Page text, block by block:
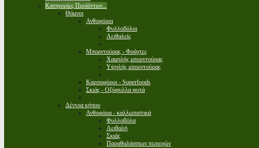
Κατηγορίες Προϊόντων...
Θάμνοι
Ανθοφόροι
Φυλλοβόλοι
Αειθαλείς
Μπορντούρας - Φράχτες
Χαμηλής μπορντούρας
Υψηλής μπορντούρας
Καρποφόροι - Superfoods
Σκιάς - Οξύφυλλα φυτά
Δέντρα κήπου
Ανθοφόρα - καλλωπιστικά
Φυλλοβόλα
Αειθαλή
Σκιάς
Παραθαλάσσιων περιοχών